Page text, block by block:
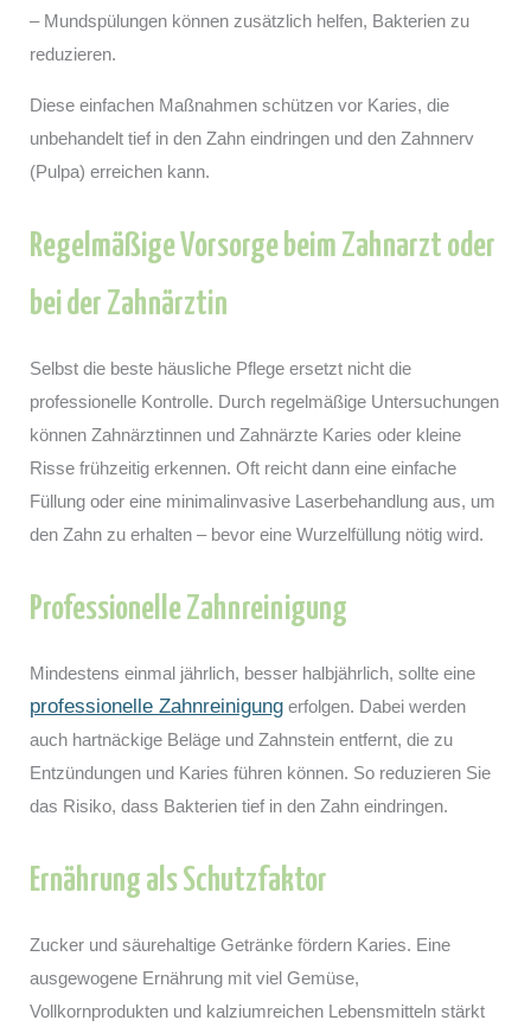
– Mundspülungen können zusätzlich helfen, Bakterien zu
reduzieren.
Diese einfachen Maßnahmen schützen vor Karies, die
unbehandelt tief in den Zahn eindringen und den Zahnnerv
(Pulpa) erreichen kann.
Regelmäßige Vorsorge beim Zahnarzt oder
bei der Zahnärztin
Selbst die beste häusliche Pflege ersetzt nicht die
professionelle Kontrolle. Durch regelmäßige Untersuchungen
können Zahnärztinnen und Zahnärzte Karies oder kleine
Risse frühzeitig erkennen. Oft reicht dann eine einfache
Füllung oder eine minimalinvasive Laserbehandlung aus, um
den Zahn zu erhalten – bevor eine Wurzelfüllung nötig wird.
Professionelle Zahnreinigung
Mindestens einmal jährlich, besser halbjährlich, sollte eine
professionelle Zahnreinigung erfolgen. Dabei werden
auch hartnäckige Beläge und Zahnstein entfernt, die zu
Entzündungen und Karies führen können. So reduzieren Sie
das Risiko, dass Bakterien tief in den Zahn eindringen.
Ernährung als Schutzfaktor
Zucker und säurehaltige Getränke fördern Karies. Eine
ausgewogene Ernährung mit viel Gemüse,
Vollkornprodukten und kalziumreichen Lebensmitteln stärkt